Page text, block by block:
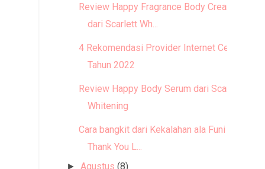
Review Happy Fragrance Body Cream
dari Scarlett Wh...
4 Rekomendasi Provider Internet Cepat
Tahun 2022
Review Happy Body Serum dari Scarlett
Whitening
Cara bangkit dari Kekalahan ala Funi -
Thank You L...
►Agustus (8)